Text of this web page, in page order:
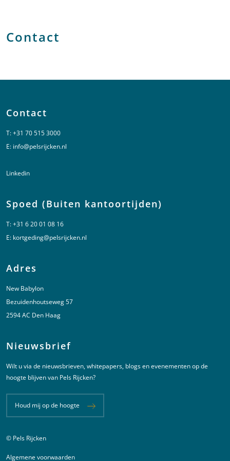
Contact
Contact
T:+31 70 515 3000
E: info@pelsrijcken.nl
Linkedin
Spoed (Buiten kantoortijden)
T:+31 6 20 01 08 16
E: kortgeding@pelsrijcken.nl
Adres
New Babylon
Bezuidenhoutseweg 57
2594 AC Den Haag
Nieuwsbrief
Wilt u via de nieuwsbrieven, whitepapers, blogs en evenementen op de
hoogte blijven van Pels Rijcken?
Houd mij op de hoogte
Juridische informatie
© Pels Rijcken
Algemene voorwaarden